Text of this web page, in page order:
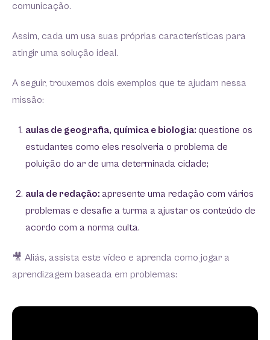
comunicação.
Assim, cada um usa suas próprias características para
atingir uma solução ideal.
A seguir, trouxemos dois exemplos que te ajudam nessa
missão:
aulas de geografia, química e biologia: questione os
estudantes como eles resolveria o problema de
poluição do ar de uma determinada cidade;
aula de redação: apresente uma redação com vários
problemas e desafie a turma a ajustar os conteúdo de
acordo com a norma culta.
🎥 Aliás, assista este vídeo e aprenda como jogar a
aprendizagem baseada em problemas: